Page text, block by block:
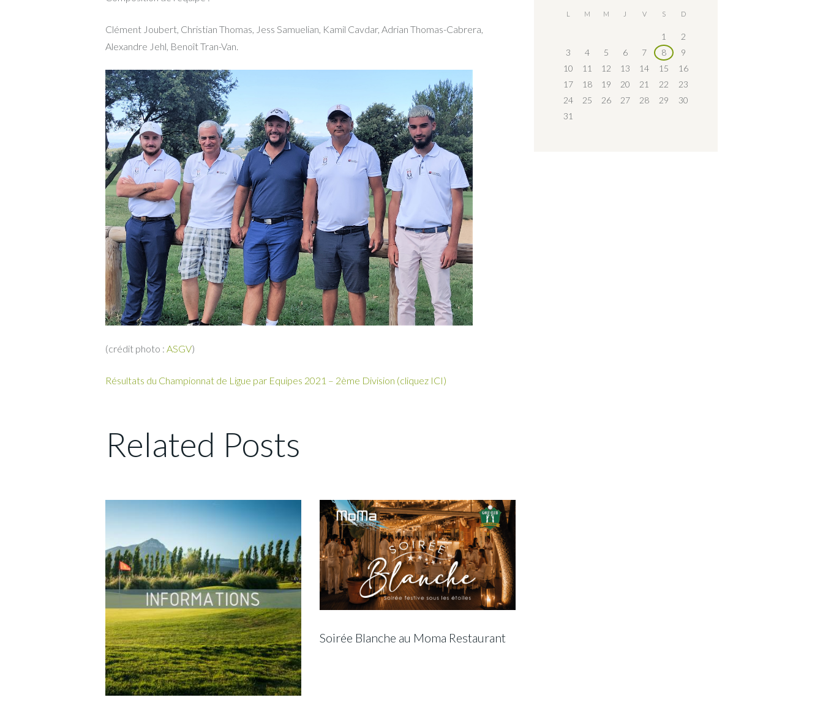
Clément Joubert, Christian Thomas, Jess Samuelian, Kamil Cavdar, Adrian Thomas-Cabrera,
Alexandre Jehl, Benoît Tran-Van.
(crédit photo : ASGV)
Résultats du Championnat de Ligue par Equipes 2021 – 2ème Division (cliquez ICI)
Related Posts
Soirée Blanche au Moma Restaurant
L M M J V S D
1
2
3
4 5 6 7 8
9
10
11 12 13 14 15
16
17
18 19 20 21 22
23
24
25 26 27 28 29
30
31